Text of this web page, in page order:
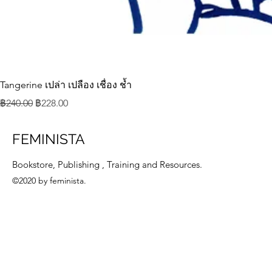
Tangerine เปล่า เปลือง เชื่อง ช้ำ
ราคาปกติ
฿240.00 ราคาขายลด
฿228.00
FEMINISTA
Bookstore, Publishing , Training and Resources.
©2020 by feminista.